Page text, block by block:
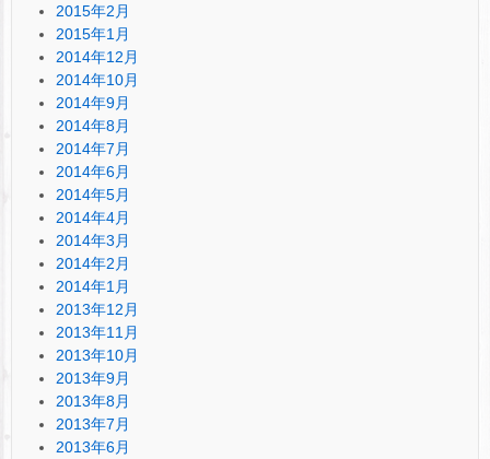
2015年2月
2015年1月
2014年12月
2014年10月
2014年9月
2014年8月
2014年7月
2014年6月
2014年5月
2014年4月
2014年3月
2014年2月
2014年1月
2013年12月
2013年11月
2013年10月
2013年9月
2013年8月
2013年7月
2013年6月